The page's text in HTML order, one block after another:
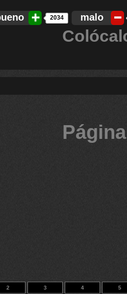
2034 malo
2 3 4 5